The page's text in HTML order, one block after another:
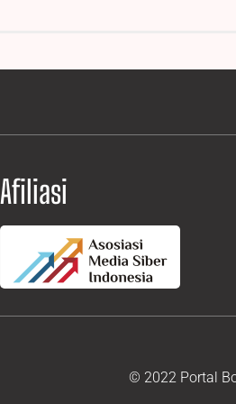
Afiliasi
© 2022 Portal